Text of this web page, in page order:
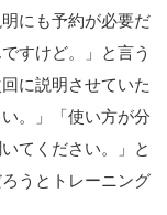
にも予約が必要だ
すけど。」と言う
に説明させていた
。」「使い方が分
てください。」と
うとトレーニング